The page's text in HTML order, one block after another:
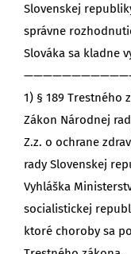
Slovenskej
správne
Slováka sa kladne
1) § 189 Trestného
Zákon Národnej
Z.z. o ochrane
rady Slovenskej
Vyhláška
socialistickej
ktoré choroby sa